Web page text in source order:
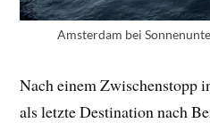
Amsterdam bei
Nach einem Zwischenstopp
als letzte Destination nach